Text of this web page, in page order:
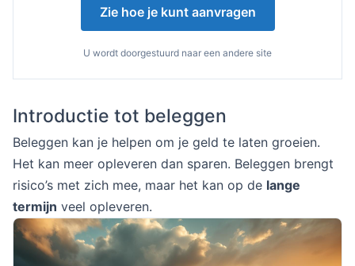
Zie hoe je kunt aanvragen
U wordt doorgestuurd naar een andere site
Introductie tot beleggen
Beleggen kan je helpen om je geld te laten groeien.
Het kan meer opleveren dan sparen. Beleggen brengt
risico’s met zich mee, maar het kan op de lange
termijn veel opleveren.